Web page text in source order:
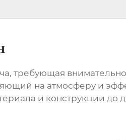
требующая
на атмосферу и
и конструкции до